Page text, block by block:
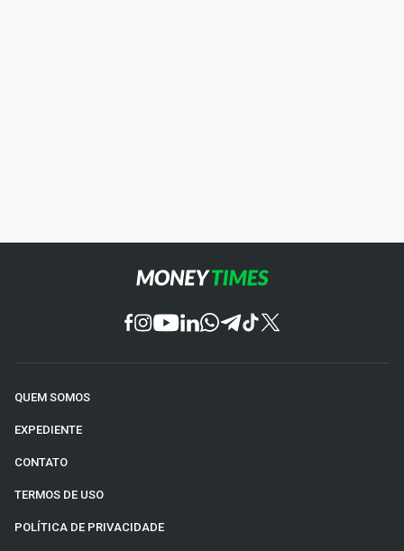
QUEM SOMOS
EXPEDIENTE
CONTATO
TERMOS DE USO
POLÍTICA DE PRIVACIDADE